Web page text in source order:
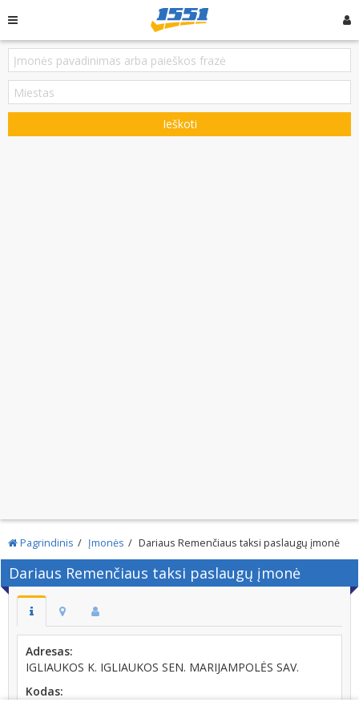
Ieškoti
Pagrindinis Įmonės Dariaus Remenčiaus taksi paslaugų įmonė
Dariaus Remenčiaus taksi paslaugų įmonė
Adresas:
IGLIAUKOS K. IGLIAUKOS SEN. MARIJAMPOLĖS SAV.
Kodas: